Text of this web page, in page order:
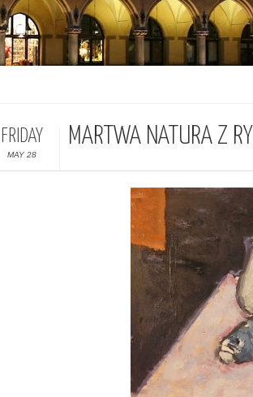
FRIDAY
MAY 28
MARTWA NATURA Z